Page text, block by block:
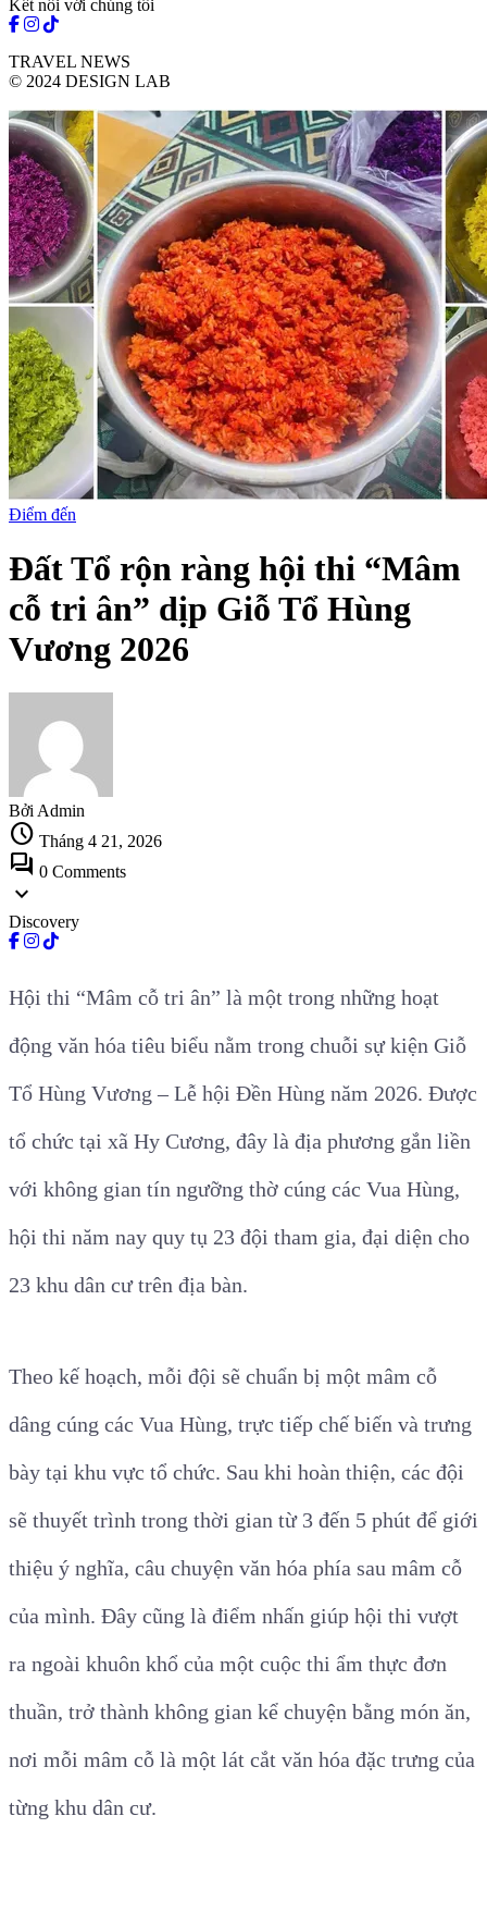
Kết nối với chúng tôi
TRAVEL NEWS
© 2024 DESIGN LAB
Điểm đến
Đất Tổ rộn ràng hội thi “Mâm
cỗ tri ân” dịp Giỗ Tổ Hùng
Vương 2026
Bởi Admin
schedule Tháng 4 21, 2026
forum 0 Comments
expand_more
Discovery
Hội thi “Mâm cỗ tri ân” là một trong những hoạt
động văn hóa tiêu biểu nằm trong chuỗi sự kiện Giỗ
Tổ Hùng Vương – Lễ hội Đền Hùng năm 2026. Được
tổ chức tại xã Hy Cương, đây là địa phương gắn liền
với không gian tín ngưỡng thờ cúng các Vua Hùng,
hội thi năm nay quy tụ 23 đội tham gia, đại diện cho
23 khu dân cư trên địa bàn.
Theo kế hoạch, mỗi đội sẽ chuẩn bị một mâm cỗ
dâng cúng các Vua Hùng, trực tiếp chế biến và trưng
bày tại khu vực tổ chức. Sau khi hoàn thiện, các đội
sẽ thuyết trình trong thời gian từ 3 đến 5 phút để giới
thiệu ý nghĩa, câu chuyện văn hóa phía sau mâm cỗ
của mình. Đây cũng là điểm nhấn giúp hội thi vượt
ra ngoài khuôn khổ của một cuộc thi ẩm thực đơn
thuần, trở thành không gian kể chuyện bằng món ăn,
nơi mỗi mâm cỗ là một lát cắt văn hóa đặc trưng của
từng khu dân cư.